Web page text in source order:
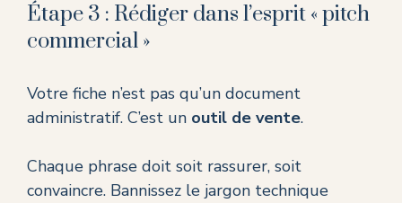
Étape 3 : Rédiger dans l’esprit « pitch
commercial »
Votre fiche n’est pas qu’un document
administratif. C’est un outil de vente.
Chaque phrase doit soit rassurer, soit
convaincre. Bannissez le jargon technique